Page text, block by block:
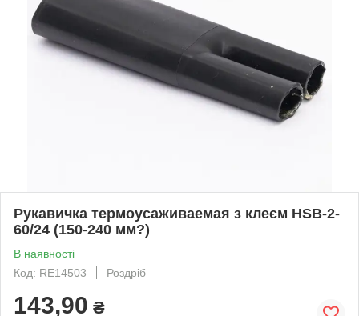
Рукавичка термоусаживаемая з клеєм HSB-2-
60/24 (150-240 мм?)
В наявності
Код: RE14503
Роздріб
143,90 ₴